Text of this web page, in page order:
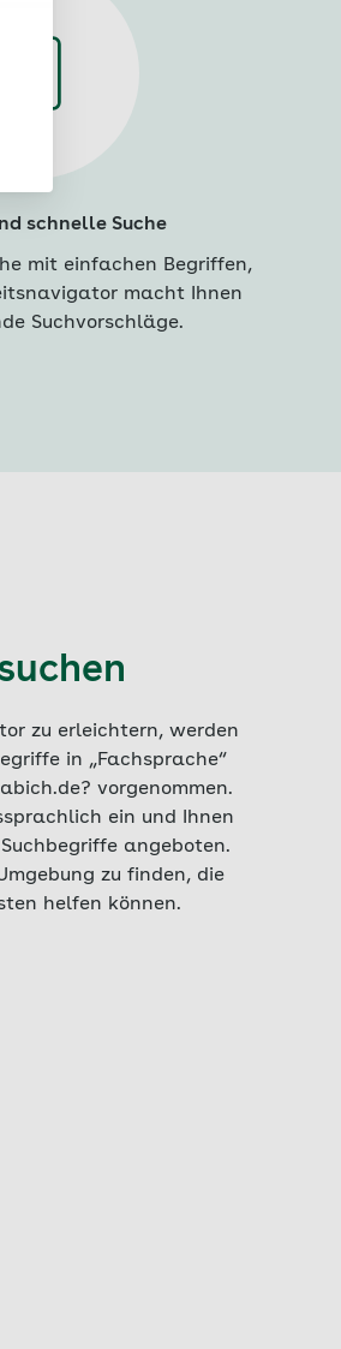
schnelle Suche
mit einfachen Begriffen,
macht Ihnen
Suchvorschläge.
zu erleichtern, werden
in „Fachsprache“
vorgenommen.
ein und Ihnen
angeboten.
zu finden, die
helfen können.